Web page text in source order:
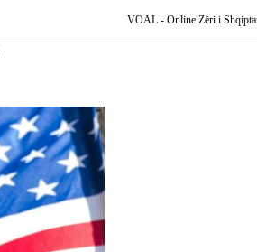
VOAL - Online Zëri i